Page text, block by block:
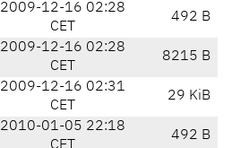
2009-12-16 02:28
CET
492 B
2009-12-16 02:28
CET
8215 B
2009-12-16 02:31
CET
29 KiB
2010-01-05 22:18
492 B